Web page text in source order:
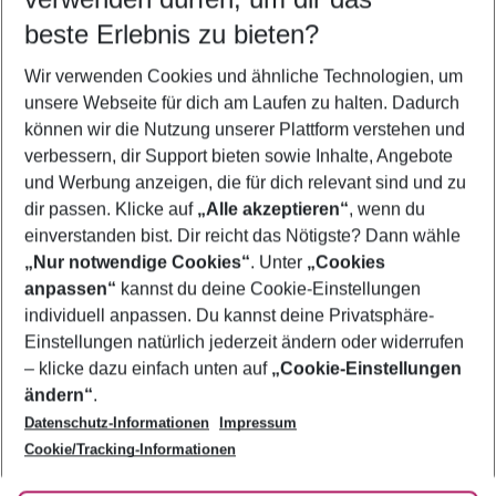
5-8 Nächte
2 Erwachsene Keine Kinder
Mehr Filter anzeigen
Footer
Footer navigation
Über uns
AGB
Bestpreisgarantie
Cookie-Einstellungen ändern
Cookie-Richtlinie
Agenturbetreuung
Barrierefreies Reisen
Folge uns
beste Erlebnis zu bieten?
Wir verwenden Cookies und ähnliche Technologien, um
unsere Webseite für dich am Laufen zu halten. Dadurch
können wir die Nutzung unserer Plattform verstehen und
verbessern, dir Support bieten sowie Inhalte, Angebote
und Werbung anzeigen, die für dich relevant sind und zu
dir passen. Klicke auf „Alle akzeptieren“, wenn du
einverstanden bist. Dir reicht das Nötigste? Dann wähle
„Nur notwendige Cookies“. Unter „Cookies
anpassen“ kannst du deine Cookie-Einstellungen
individuell anpassen. Du kannst deine Privatsphäre-
Einstellungen natürlich jederzeit ändern oder widerrufen
– klicke dazu einfach unten auf „Cookie-Einstellungen
ändern“.
Datenschutz-Informationen
Impressum
Cookie/Tracking-Informationen